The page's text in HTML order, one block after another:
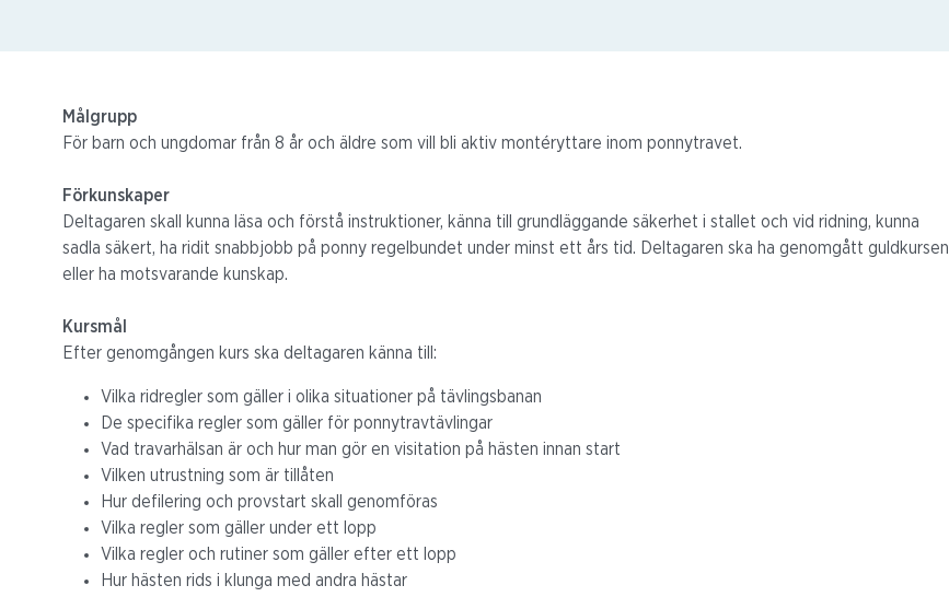
Målgrupp
För barn och ungdomar från 8 år och äldre som vill bli aktiv montéryttare inom ponnytravet.
Förkunskaper
Deltagaren skall kunna läsa och förstå instruktioner, känna till grundläggande säkerhet i stallet och vid ridning, kunna
sadla säkert, ha ridit snabbjobb på ponny regelbundet under minst ett års tid. Deltagaren ska ha genomgått guldkursen
eller ha motsvarande kunskap.
Kursmål
Efter genomgången kurs ska deltagaren känna till:
Vilka ridregler som gäller i olika situationer på tävlingsbanan
De specifika regler som gäller för ponnytravtävlingar
Vad travarhälsan är och hur man gör en visitation på hästen innan start
Vilken utrustning som är tillåten
Hur defilering och provstart skall genomföras
Vilka regler som gäller under ett lopp
Vilka regler och rutiner som gäller efter ett lopp
Hur hästen rids i klunga med andra hästar